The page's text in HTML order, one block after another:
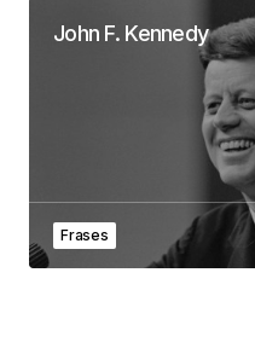
John F. Kennedy
Frases